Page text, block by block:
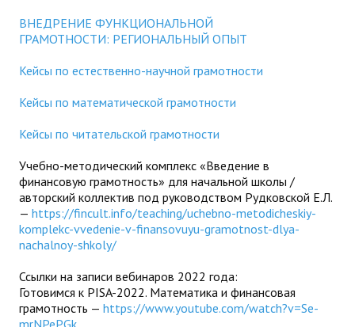
Организация УВП
ГИА
Готовимся к новому учебному году 2026-2027
ДПО
Профессиональная переподготовка
Повышение квалификации
КОНТАКТЫ
ВНЕДРЕНИЕ ФУНКЦИОНАЛЬНОЙ
ГРАМОТНОСТИ: РЕГИОНАЛЬНЫЙ ОПЫТ
Кейсы по естественно-научной грамотности
Кейсы по математической грамотности
Кейсы по читательской грамотности
Учебно-методический комплекс «Введение в
финансовую грамотность» для начальной школы /
авторский коллектив под руководством Рудковской Е.Л.
— https://fincult.info/teaching/uchebno-metodicheskiy-
komplekc-vvedenie-v-finansovuyu-gramotnost-dlya-
nachalnoy-shkoly/
Ссылки на записи вебинаров 2022 года:
Готовимся к PISA-2022. Математика и финансовая
грамотность — https://www.youtube.com/watch?v=Se-
mrNPePGk